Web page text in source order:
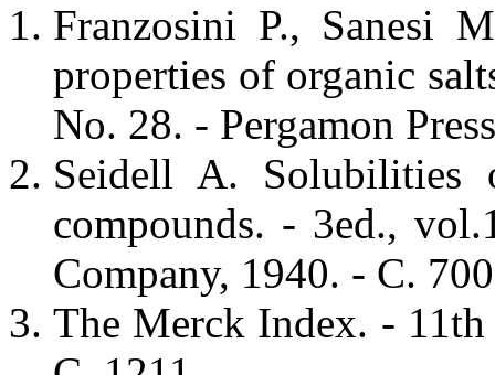
Franzosini P., Sanesi
properties of organic
No. 28. - Pergamon
Seidell A. Solubilities
compounds. - 3ed.,
Company, 1940. - С.
The Merck Index. -